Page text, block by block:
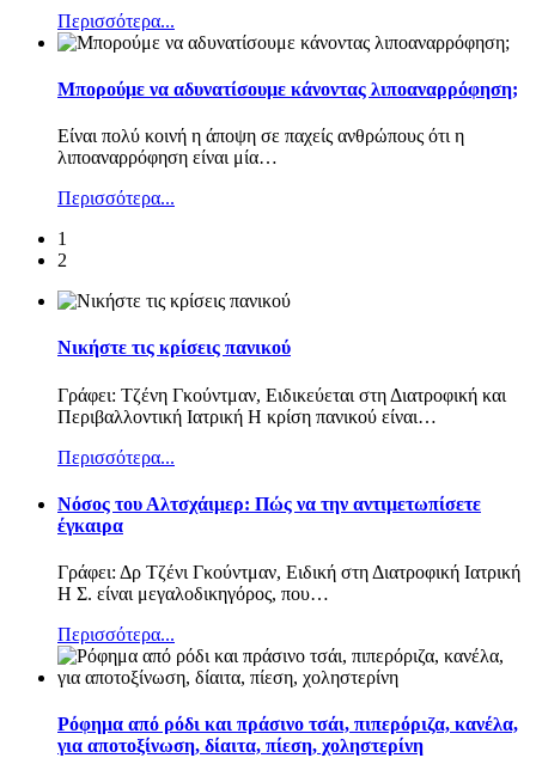
Περισσότερα...
Μπορούμε να αδυνατίσουμε κάνοντας λιποαναρρόφηση;
Είναι πολύ κοινή η άποψη σε παχείς ανθρώπους ότι η
λιποαναρρόφηση είναι μία…
Περισσότερα...
1
2
Νικήστε τις κρίσεις πανικού
Γράφει: Τζένη Γκούντμαν, Ειδικεύεται στη Διατροφική και
Περιβαλλοντική Ιατρική Η κρίση πανικού είναι…
Περισσότερα...
Nόσος του Αλτσχάιμερ: Πώς να την αντιμετωπίσετε
έγκαιρα
Γράφει: Δρ Τζένι Γκούντμαν, Ειδική στη Διατροφική Ιατρική
Η Σ. είναι μεγαλοδικηγόρος, που…
Περισσότερα...
Ρόφημα από ρόδι και πράσινο τσάι, πιπερόριζα, κανέλα,
για αποτοξίνωση, δίαιτα, πίεση, χοληστερίνη